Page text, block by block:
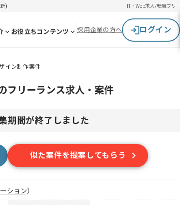
) IT・Web求人/転職フリ
お役立ちコンテンツ 採用企業の方へ ログイン
イン制作案件
フリーランス求人・案件
期間が終了しました
似た案件を提案してもらう
ション）